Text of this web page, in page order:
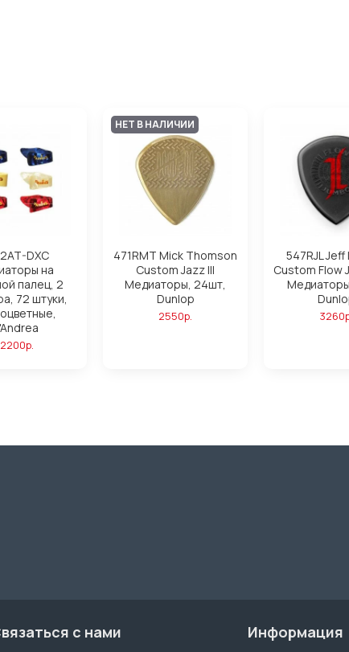
DXC
на
палец, 2
72 штуки,
НЕТ В НАЛИЧИИ
471RMT Mick Thomson
Custom Jazz III
Медиаторы, 24шт,
Dunlop
2550р.
547RJL
Custom Flow
с нами Информация